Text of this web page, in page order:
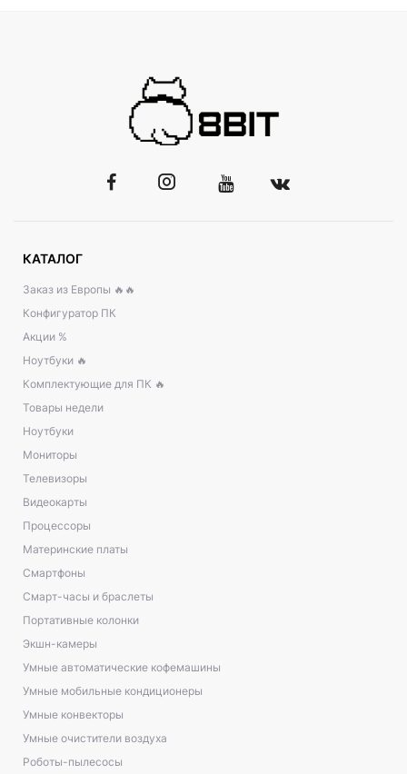
КАТАЛОГ
Заказ из Европы 🔥🔥
Конфигуратор ПК
Акции %
Ноутбуки 🔥
Комплектующие для ПК 🔥
Товары недели
Ноутбуки
Мониторы
Телевизоры
Видеокарты
Процессоры
Материнские платы
Смартфоны
Смарт-часы и браслеты
Портативные колонки
Экшн-камеры
Умные автоматические кофемашины
Умные мобильные кондиционеры
Умные конвекторы
Умные очистители воздуха
Роботы-пылесосы